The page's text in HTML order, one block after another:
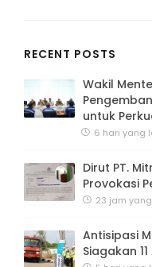
RECENT POSTS
Wakil
untuk
6 hari yang
Dirut PT.
Provokasi
23 jam
Antisipasi
Siagakan